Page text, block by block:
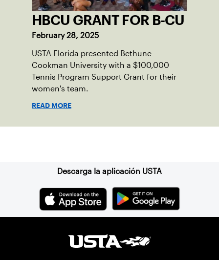
HBCU GRANT FOR B-CU
February 28, 2025
USTA Florida presented Bethune-
Cookman University with a $100,000
Tennis Program Support Grant for their
women's team.
READ MORE
Descarga la aplicación USTA